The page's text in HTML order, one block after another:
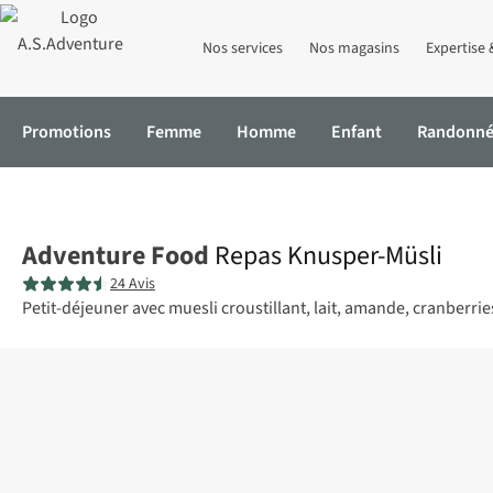
Nos services Nos magasins Expertise
Promotions Femme Homme Enfant
Adventure Food Repas Knusper-Müsli
24 Avis
Petit-déjeuner avec muesli croustillant, lait, amande,